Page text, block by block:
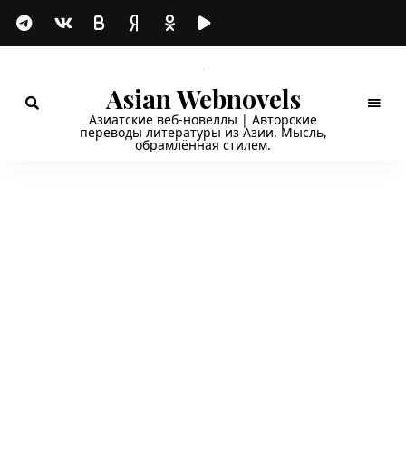
Asian Webnovels
Азиатские веб-новеллы | Авторские
переводы литературы из Азии. Мысль,
обрамлённая стилем.